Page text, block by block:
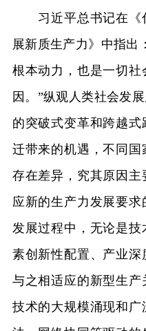
习近平总书记在《
展新质生产力》中指出
根本动力，也是一切
因。”纵观人类社会发
的突破式变革和跨越
迁带来的机遇，不同
存在差异，究其原因
应新的生产力发展要
发展过程中，无论是
素创新性配置、产业
与之相适应的新型生
技术的大规模涌现和